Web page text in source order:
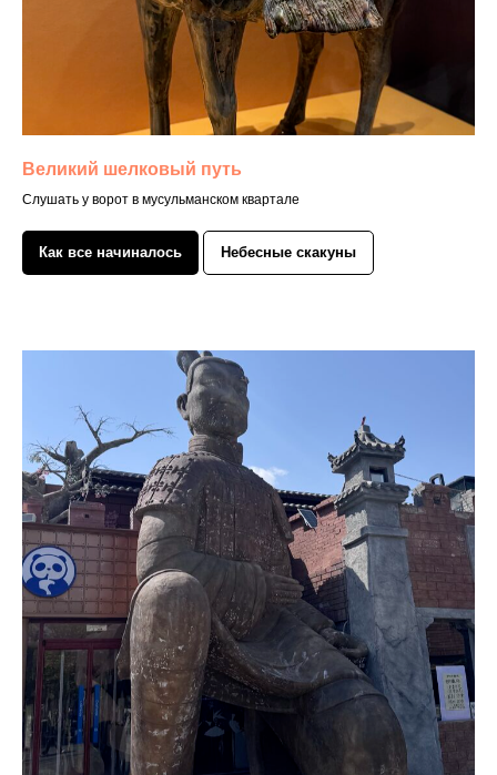
Великий шелковый путь
Слушать у ворот в мусульманском квартале
Как все начиналось Небесные скакуны